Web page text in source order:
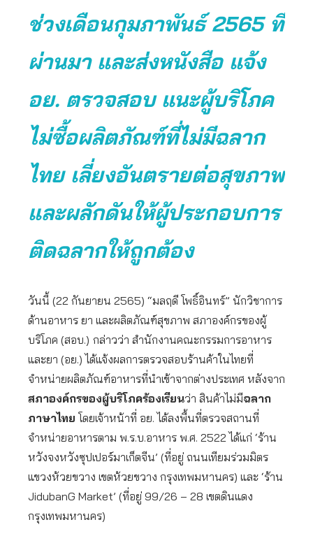
ช่วงเดือนกุมภาพันธ์ 2565 ที่
ผ่านมา และส่งหนังสือ แจ้ง
อย. ตรวจสอบ แนะผู้บริโภค
ไม่ซื้อผลิตภัณฑ์ที่ไม่มีฉลาก
ไทย เลี่ยงอันตรายต่อสุขภาพ
และผลักดันให้ผู้ประกอบการ
ติดฉลากให้ถูกต้อง
วันนี้ (22 กันยายน 2565) “มลฤดี โพธิ์อินทร์” นักวิชาการ
ด้านอาหาร ยา และผลิตภัณฑ์สุขภาพ สภาองค์กรของผู้
บริโภค (สอบ.) กล่าวว่า สำนักงานคณะกรรมการอาหาร
และยา (อย.) ได้แจ้งผลการตรวจสอบร้านค้าในไทยที่
จำหน่ายผลิตภัณฑ์อาหารที่นำเข้าจากต่างประเทศ หลังจาก
สภาองค์กรของผู้บริโภคร้องเรียนว่า สินค้าไม่มีฉลาก
ภาษาไทย โดยเจ้าหน้าที่ อย. ได้ลงพื้นที่ตรวจสถานที่
จำหน่ายอาหารตาม พ.ร.บ.อาหาร พ.ศ. 2522 ได้แก่ ‘ร้าน
หวังจงหวังซุปเปอร์มาเก็ตจีน’ (ที่อยู่ ถนนเทียมร่วมมิตร
แขวงห้วยขวาง เขตห้วยขวาง กรุงเทพมหานคร) และ ‘ร้าน
JidubanG Market’ (ที่อยู่ 99/26 – 28 เขตดินแดง
กรุงเทพมหานคร)